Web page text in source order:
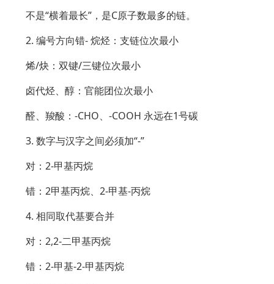
不是“横着最长”，是C原子数最多的链。
2. 编号方向错- 烷烃：支链位次最小
烯/炔：双键/三键位次最小
卤代烃、醇：官能团位次最小
醛、羧酸：-CHO、-COOH 永远在1号碳
3. 数字与汉字之间必须加“-”
对：2-甲基丙烷
错：2甲基丙烷、2-甲基-丙烷
4. 相同取代基要合并
对：2,2-二甲基丙烷
错：2-甲基-2-甲基丙烷